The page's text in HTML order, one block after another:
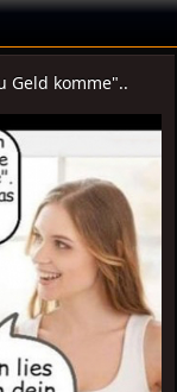
Geld komme"..